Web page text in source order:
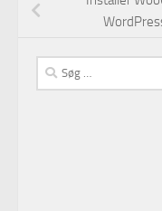
Søg
efter: